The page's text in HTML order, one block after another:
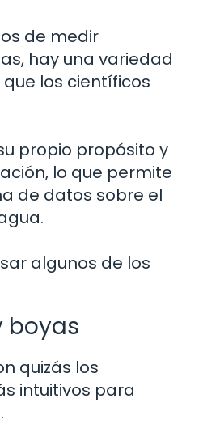
de medir
hay una variedad
los científicos
propio propósito y
lo que permite
de datos sobre el
algunos de los
boyas
quizás los
intuitivos para